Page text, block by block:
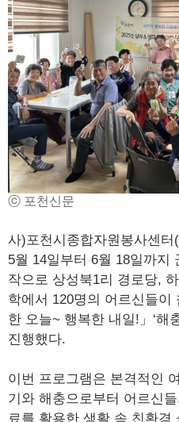
ⓒ 포천신문
사)포천시종합자원봉사센
5월 14일부터 6월 18일까지
작으로 상성북1리 경로당,
학에서 120명의 어르신들이
한 오늘~ 행복한 내일!」‘해
진행했다.
이번 프로그램은 본격적인
기와 해충으로부터 어르신
료를 활용한 생활 속 친환경